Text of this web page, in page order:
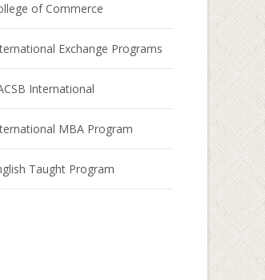
of Commerce
Exchange Programs
International
MBA Program
Taught Program